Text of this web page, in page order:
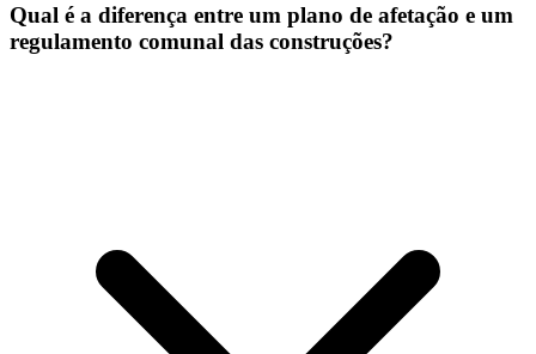
Qual é a diferença entre um plano de afetação e um
regulamento comunal das construções?